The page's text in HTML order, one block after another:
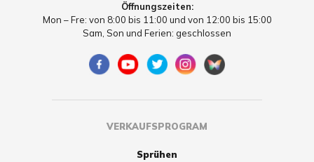
Öffnungszeiten:
Mon – Fre: von 8:00 bis 11:00 und von 12:00 bis 15:00
Sam, Son und Ferien: geschlossen
VERKAUFSPROGRAM
Sprühen